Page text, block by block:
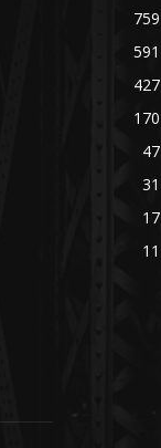
759
591
427
170
47
31
17
11